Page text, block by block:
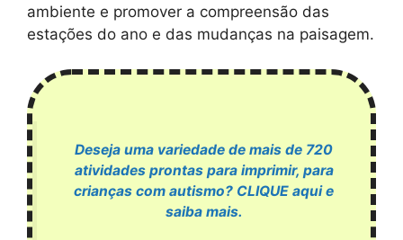
ambiente e promover a compreensão das
estações do ano e das mudanças na paisagem.
Deseja uma variedade de mais de 720
atividades prontas para imprimir, para
crianças com autismo? CLIQUE aqui e
saiba mais.